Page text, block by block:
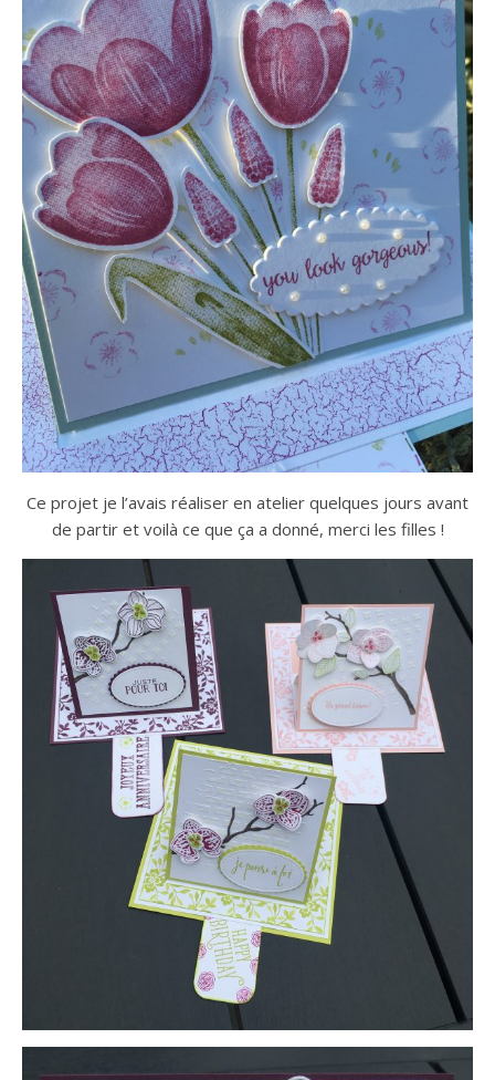
Ce projet je l’avais réaliser en atelier quelques jours avant
de partir et voilà ce que ça a donné, merci les filles !